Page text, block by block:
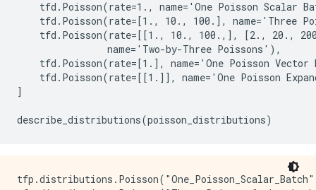
tfd.Poisson(rate=1., name='One Poisson Scalar
tfd.Poisson(rate=[1., 10., 100.], name='Three
tfd.Poisson(rate=[[1., 10., 100.,], [2., 20.,
                name='Two-by-Three Poissons'),
tfd.Poisson(rate=[1.], name='One Poisson Vector
tfd.Poisson(rate=[[1.]], name='One Poisson
]